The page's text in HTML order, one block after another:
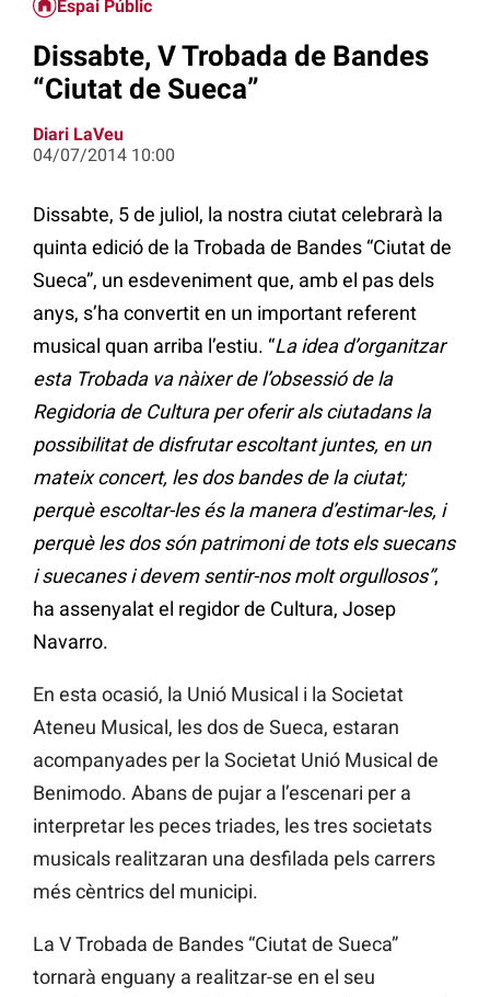
Espai Públic
Dissabte, V Trobada de Bandes
“Ciutat de Sueca”
Diari LaVeu
04/07/2014 10:00
Dissabte, 5 de juliol, la nostra ciutat celebrarà la
quinta edició de la Trobada de Bandes “Ciutat de
Sueca”, un esdeveniment que, amb el pas dels
anys, s’ha convertit en un important referent
musical quan arriba l’estiu. “La idea d’organitzar
esta Trobada va nàixer de l’obsessió de la
Regidoria de Cultura per oferir als ciutadans la
possibilitat de disfrutar escoltant juntes, en un
mateix concert, les dos bandes de la ciutat;
perquè escoltar-les és la manera d’estimar-les, i
perquè les dos són patrimoni de tots els suecans
i suecanes i devem sentir-nos molt orgullosos”,
ha assenyalat el regidor de Cultura, Josep
Navarro.
En esta ocasió, la Unió Musical i la Societat
Ateneu Musical, les dos de Sueca, estaran
acompanyades per la Societat Unió Musical de
Benimodo. Abans de pujar a l’escenari per a
interpretar les peces triades, les tres societats
musicals realitzaran una desfilada pels carrers
més cèntrics del municipi.
La V Trobada de Bandes “Ciutat de Sueca”
tornarà enguany a realitzar-se en el seu